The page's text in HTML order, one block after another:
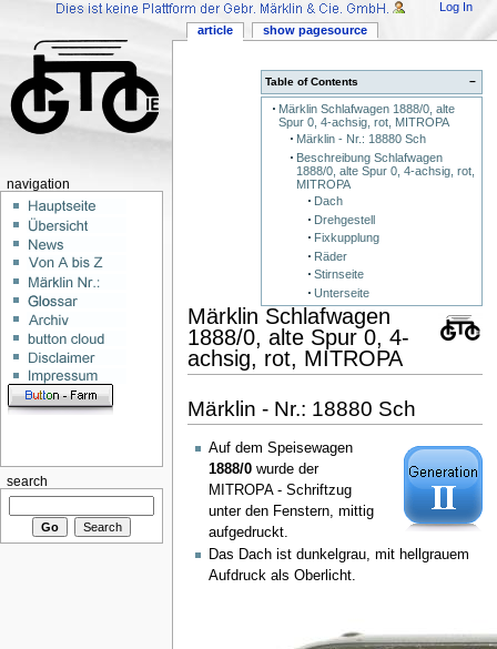
−
Table of Contents
Märklin Schlafwagen 1888/0, alte
Spur 0, 4-achsig, rot, MITROPA
Märklin - Nr.: 18880 Sch
Beschreibung Schlafwagen
1888/0, alte Spur 0, 4-achsig, rot,
MITROPA
Dach
Drehgestell
Fixkupplung
Räder
Stirnseite
Unterseite
Märklin Schlafwagen
1888/0, alte Spur 0, 4-
achsig, rot, MITROPA
Märklin - Nr.: 18880 Sch
Auf dem Speisewagen
1888/0wurde der
MITROPA - Schriftzug
unter den Fenstern, mittig
aufgedruckt.
Das Dach ist dunkelgrau, mit hellgrauem
Aufdruck als Oberlicht.
article show pagesource
Log In
navigation
search